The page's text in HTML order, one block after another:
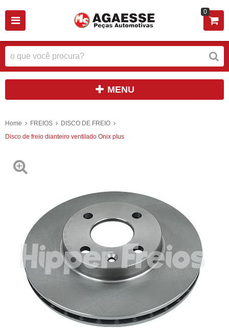
0
MENU
Home FREIOS
DISCO DE FREIO
Disco de freio dianteiro ventilado Onix plus